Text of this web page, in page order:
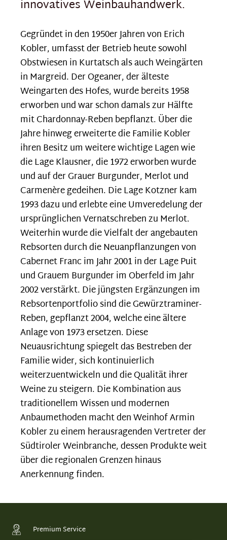
innovatives Weinbauhandwerk.
Gegründet in den 1950er Jahren von Erich
Kobler, umfasst der Betrieb heute sowohl
Obstwiesen in Kurtatsch als auch Weingärten
in Margreid. Der Ogeaner, der älteste
Weingarten des Hofes, wurde bereits 1958
erworben und war schon damals zur Hälfte
mit Chardonnay-Reben bepflanzt. Über die
Jahre hinweg erweiterte die Familie Kobler
ihren Besitz um weitere wichtige Lagen wie
die Lage Klausner, die 1972 erworben wurde
und auf der Grauer Burgunder, Merlot und
Carmenère gedeihen. Die Lage Kotzner kam
1993 dazu und erlebte eine Umveredelung der
ursprünglichen Vernatschreben zu Merlot.
Weiterhin wurde die Vielfalt der angebauten
Rebsorten durch die Neuanpflanzungen von
Cabernet Franc im Jahr 2001 in der Lage Puit
und Grauem Burgunder im Oberfeld im Jahr
2002 verstärkt. Die jüngsten Ergänzungen im
Rebsortenportfolio sind die Gewürztraminer-
Reben, gepflanzt 2004, welche eine ältere
Anlage von 1973 ersetzen. Diese
Neuausrichtung spiegelt das Bestreben der
Familie wider, sich kontinuierlich
weiterzuentwickeln und die Qualität ihrer
Weine zu steigern. Die Kombination aus
traditionellem Wissen und modernen
Anbaumethoden macht den Weinhof Armin
Kobler zu einem herausragenden Vertreter der
Südtiroler Weinbranche, dessen Produkte weit
über die regionalen Grenzen hinaus
Anerkennung finden.
Premium Service